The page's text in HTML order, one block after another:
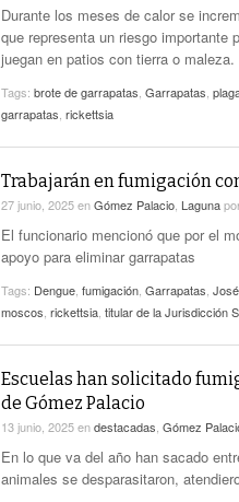
Durante los meses de calor se
que representa un riesgo importante
juegan en patios con tierra o maleza.
Tags: brote de garrapatas Garrapatas
garrapatas rickettsia
Trabajarán en fumigación
27 junio, 2025enGómez Palacio Laguna
El funcionario mencionó que por el
apoyo para eliminar garrapatas
Tags: Dengue fumigación Garrapatas
moscos rickettsia titular de la Jurisdicción
Escuelas han solicitado
de Gómez Palacio
13 junio, 2025endestacadas Gómez
En lo que va del año han sacado
animales se desparasitaron,